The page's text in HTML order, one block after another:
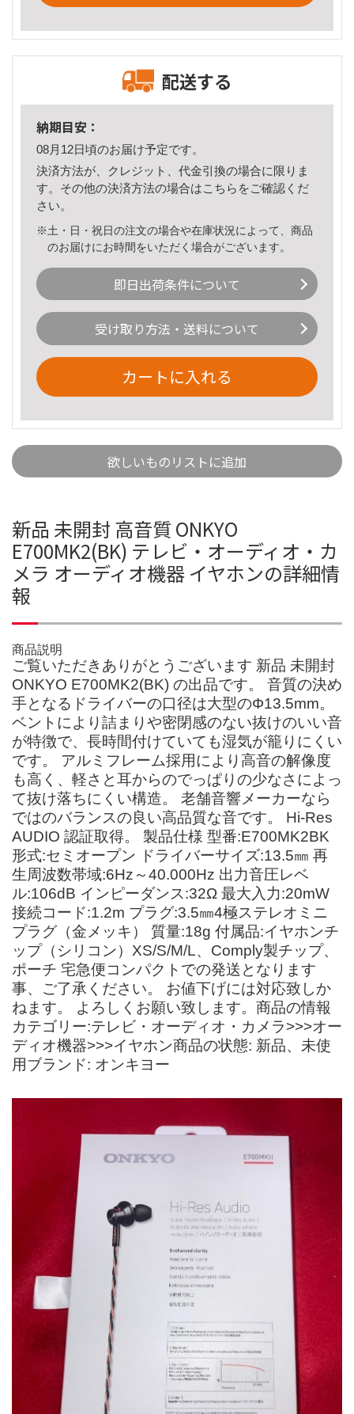
配送する
納期目安：
08月12日頃のお届け予定です。
決済方法が、クレジット、代金引換の場合に限りま
す。その他の決済方法の場合はこちら をご確認くだ
さい。
※土・日・祝日の注文の場合や在庫状況によって、商品
のお届けにお時間をいただく場合がございます。
即日出荷条件について
受け取り方法・送料について
カートに入れる
欲しいものリストに追加
新品 未開封 高音質 ONKYO
E700MK2(BK) テレビ・オーディオ・カ
メラ オーディオ機器 イヤホンの詳細情
報
商品説明
ご覧いただきありがとうございます 新品 未開封
ONKYO E700MK2(BK) の出品です。 音質の決め
手となるドライバーの口径は大型のΦ13.5mm。
ベントにより詰まりや密閉感のない抜けのいい音
が特徴で、長時間付けていても湿気が籠りにくい
です。 アルミフレーム採用により高音の解像度
も高く、軽さと耳からのでっぱりの少なさによっ
て抜け落ちにくい構造。 老舗音響メーカーなら
ではのバランスの良い高品質な音です。 Hi-Res
AUDIO 認証取得。 製品仕様 型番:E700MK2BK
形式:セミオープン ドライバーサイズ:13.5㎜ 再
生周波数帯域:6Hz～40.000Hz 出力音圧レベ
ル:106dB インピーダンス:32Ω 最大入力:20mW
接続コード:1.2m プラグ:3.5㎜4極ステレオミニ
プラグ（金メッキ） 質量:18g 付属品:イヤホンチ
ップ（シリコン）XS/S/M/L、Comply製チップ、
ポーチ 宅急便コンパクトでの発送となります
事、ご了承ください。 お値下げには対応致しか
ねます。 よろしくお願い致します。商品の情報
カテゴリー:テレビ・オーディオ・カメラ>>>オー
ディオ機器>>>イヤホン商品の状態: 新品、未使
用ブランド: オンキヨー